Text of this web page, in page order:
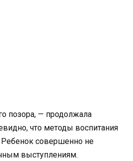
позора, — продолжала
что методы воспитания
совершенно не
выступлениям.